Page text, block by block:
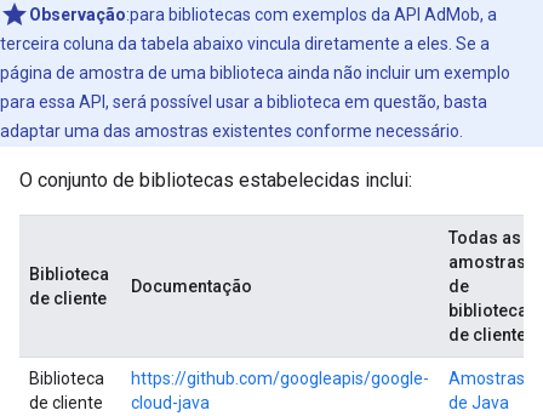
Observação:para bibliotecas com exemplos da API AdMob, a
terceira coluna da tabela abaixo vincula diretamente a eles. Se a
página de amostra de uma biblioteca ainda não incluir um exemplo
para essa API, será possível usar a biblioteca em questão, basta
adaptar uma das amostras existentes conforme necessário.
O conjunto de bibliotecas estabelecidas inclui:
Biblioteca
de cliente
Documentação
Todas as
amostras
de
bibliotecas
de clientes
Biblioteca
de cliente
https://github.com/googleapis/google-
cloud-java
Amostras
de Java